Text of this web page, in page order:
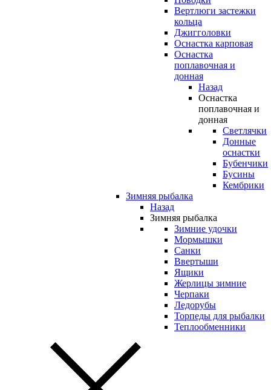
Вертлюги застежки
кольца
Джигголовки
Оснастка карповая
Оснастка
поплавочная и
донная
Назад
Оснастка
поплавочная и
донная
Светлячки
Донные
оснастки
Бубенчики
Бусины
Кембрики
Зимняя рыбалка
Назад
Зимняя рыбалка
Зимние удочки
Мормышки
Санки
Ввертыши
Ящики
Жерлицы зимние
Черпаки
Ледорубы
Торпеды для рыбалки
Теплообменники